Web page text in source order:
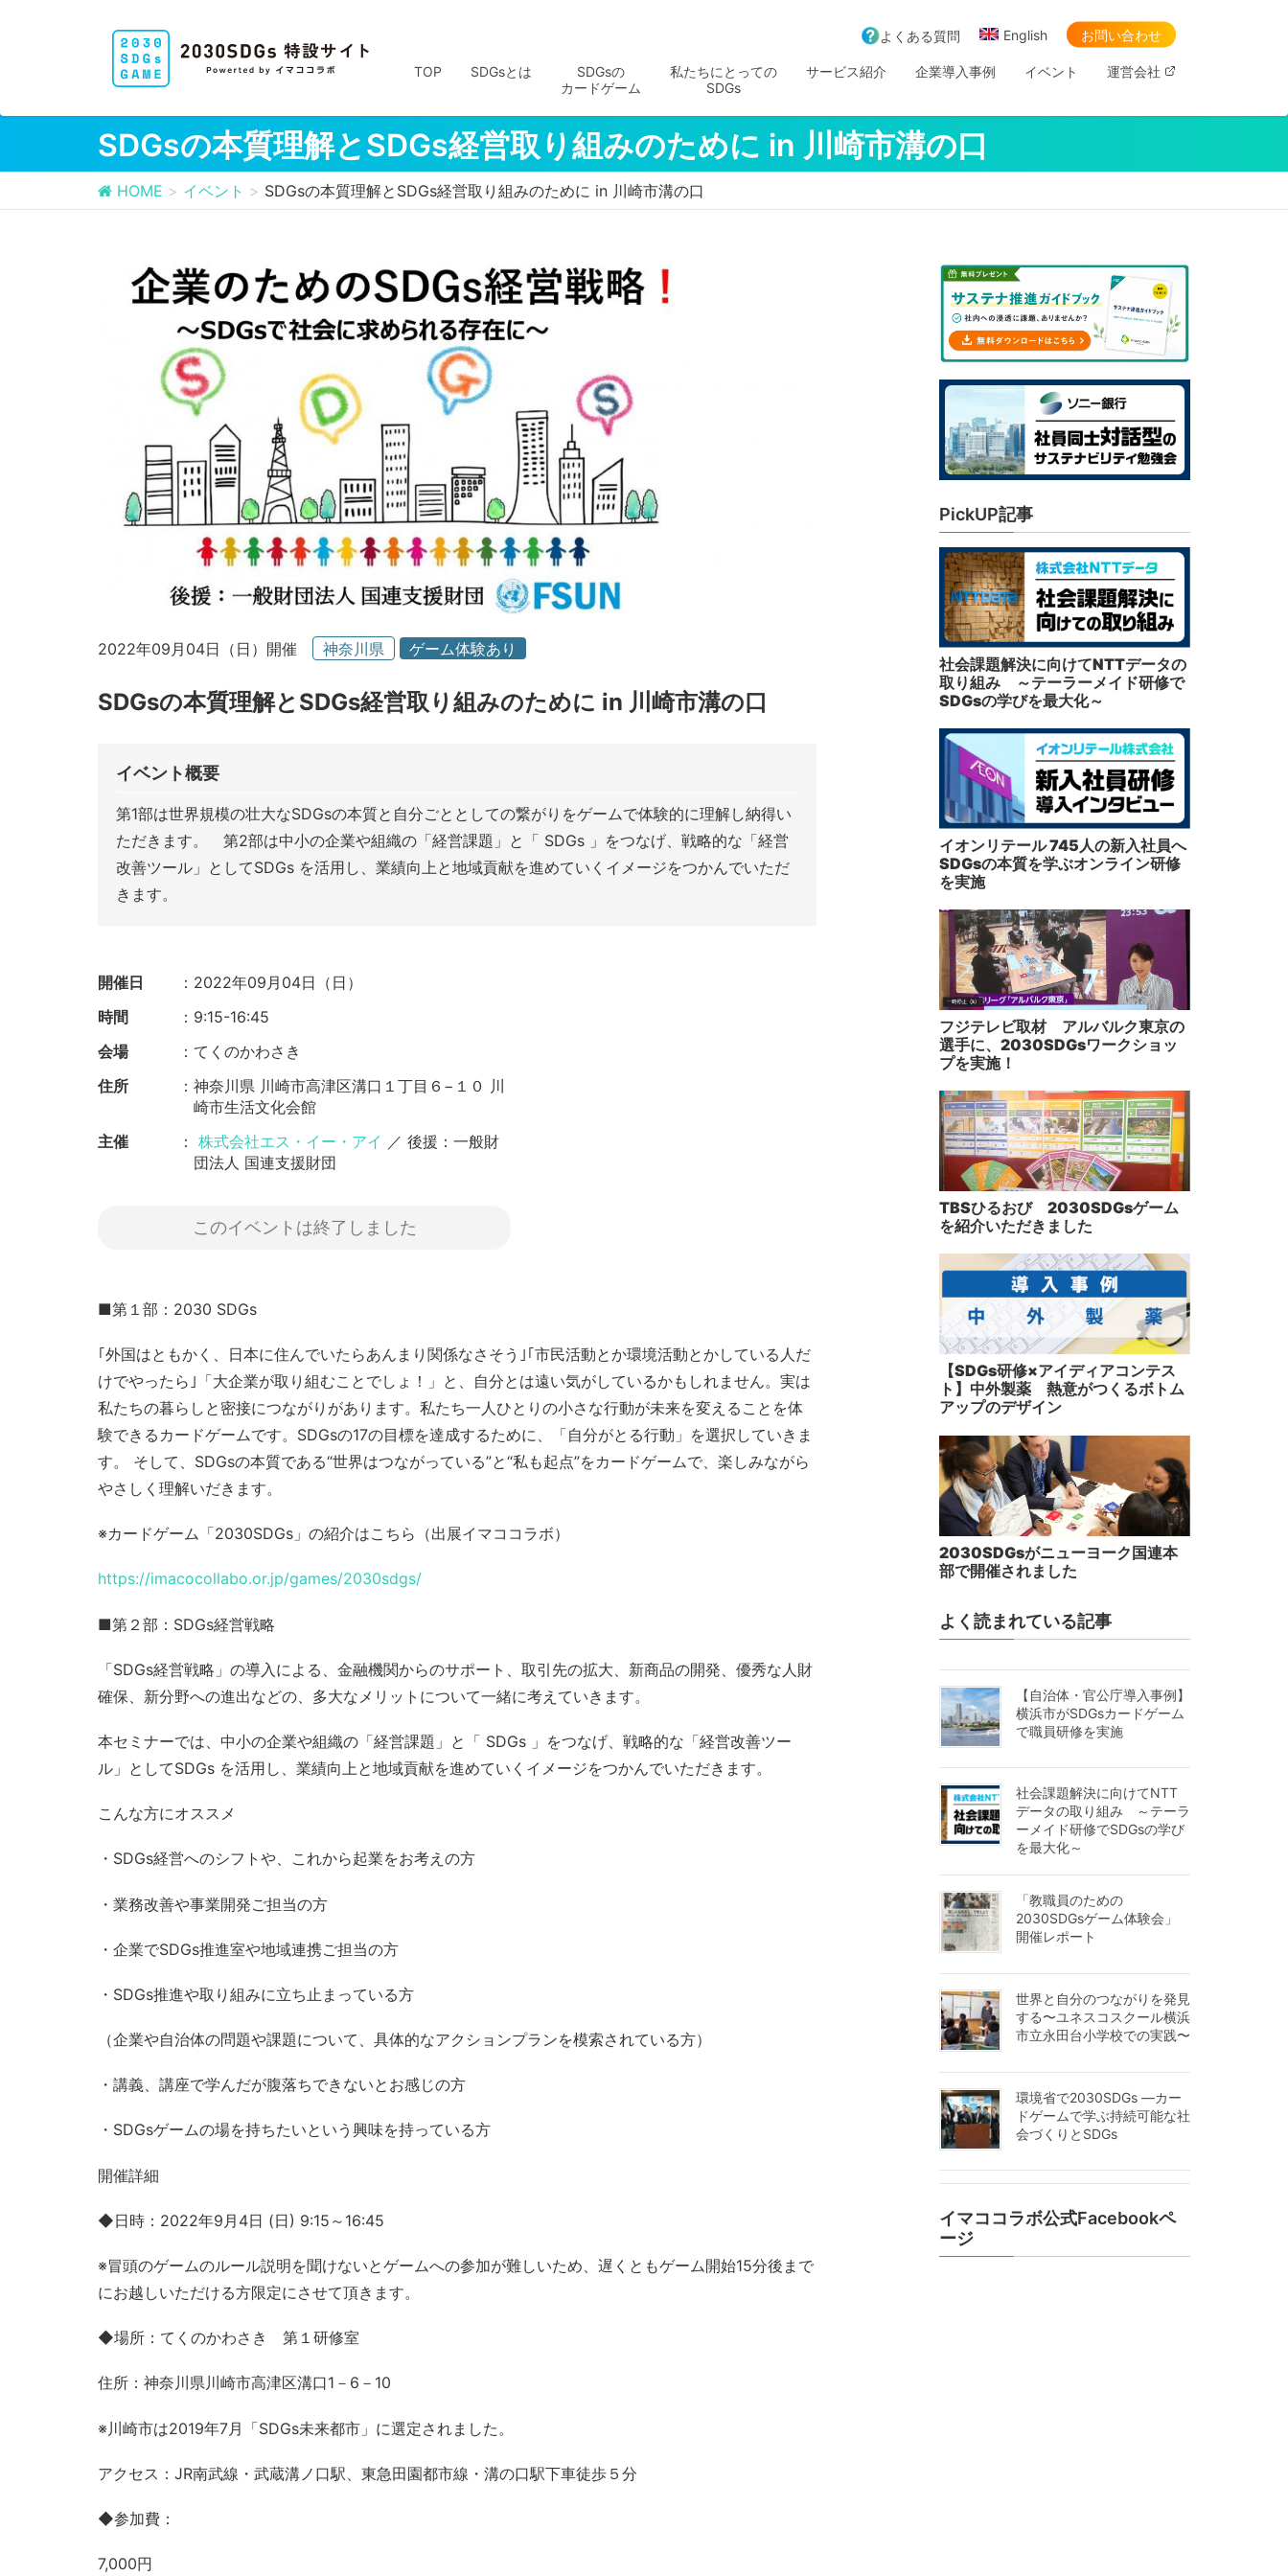
TOP SDGsとは
SDGsの
カードゲーム
私たちにとっての
SDGs
サービス紹介 企業導入事例 イベント 運営会社
よくある質問 English お問い合わせ
SDGsの本質理解とSDGs経営取り組みのために in 川崎市溝の口
HOME イベント SDGsの本質理解とSDGs経営取り組みのために in 川崎市溝の口
2022年09月04日（日）開催 神奈川県 ゲーム体験あり
SDGsの本質理解とSDGs経営取り組みのために in 川崎市溝の口
イベント概要
第1部は世界規模の壮大なSDGsの本質と自分ごととしての繋がりをゲームで体験的に理解し納得い
ただきます。 第2部は中小の企業や組織の「経営課題」と「 SDGs 」をつなげ、戦略的な「経営
改善ツール」としてSDGs を活用し、業績向上と地域貢献を進めていくイメージをつかんでいただ
きます。
開催日
2022年09月04日（日）
時間
9:15-16:45
会場
てくのかわさき
住所
神奈川県 川崎市高津区溝口１丁目６−１０ 川
崎市生活文化会館
主催
株式会社エス・イー・アイ ／ 後援：一般財
団法人 国連支援財団
このイベントは終了しました
■第１部：2030 SDGs
｢外国はともかく、日本に住んでいたらあんまり関係なさそう｣｢市民活動とか環境活動とかしている人だ
けでやったら｣「大企業が取り組むことでしょ！」と、自分とは遠い気がしているかもしれません。実は
私たちの暮らしと密接につながりがあります。私たち一人ひとりの小さな行動が未来を変えることを体
験できるカードゲームです。SDGsの17の目標を達成するために、「自分がとる行動」を選択していきま
す。 そして、SDGsの本質である“世界はつながっている”と“私も起点”をカードゲームで、楽しみながら
やさしく理解いだきます。
※カードゲーム「2030SDGs」の紹介はこちら（出展イマココラボ）
https://imacocollabo.or.jp/games/2030sdgs/
■第２部：SDGs経営戦略
「SDGs経営戦略」の導入による、金融機関からのサポート、取引先の拡大、新商品の開発、優秀な人財
確保、新分野への進出などの、多大なメリットについて一緒に考えていきます。
本セミナーでは、中小の企業や組織の「経営課題」と「 SDGs 」をつなげ、戦略的な「経営改善ツー
ル」としてSDGs を活用し、業績向上と地域貢献を進めていくイメージをつかんでいただきます。
こんな方にオススメ
・SDGs経営へのシフトや、これから起業をお考えの方
・業務改善や事業開発ご担当の方
・企業でSDGs推進室や地域連携ご担当の方
・SDGs推進や取り組みに立ち止まっている方
（企業や自治体の問題や課題について、具体的なアクションプランを模索されている方）
・講義、講座で学んだが腹落ちできないとお感じの方
・SDGsゲームの場を持ちたいという興味を持っている方
開催詳細
◆日時：2022年9月4日 (日) 9:15～16:45
※冒頭のゲームのルール説明を聞けないとゲームへの参加が難しいため、遅くともゲーム開始15分後まで
にお越しいただける方限定にさせて頂きます。
◆場所：てくのかわさき 第１研修室
住所：神奈川県川崎市高津区溝口1－6－10
※川崎市は2019年7月「SDGs未来都市」に選定されました。
アクセス：JR南武線・武蔵溝ノ口駅、東急田園都市線・溝の口駅下車徒歩５分
◆参加費：
7,000円
PickUP記事
社会課題解決に向けてNTTデータの
取り組み ～テーラーメイド研修で
SDGsの学びを最大化～
イオンリテール 745人の新入社員へ
SDGsの本質を学ぶオンライン研修
を実施
フジテレビ取材 アルバルク東京の
選手に、2030SDGsワークショッ
プを実施！
TBSひるおび 2030SDGsゲーム
を紹介いただきました
【SDGs研修×アイディアコンテス
ト】中外製薬 熱意がつくるボトム
アップのデザイン
2030SDGsがニューヨーク国連本
部で開催されました
よく読まれている記事
【自治体・官公庁導入事例】
横浜市がSDGsカードゲーム
で職員研修を実施
社会課題解決に向けてNTT
データの取り組み ～テーラ
ーメイド研修でSDGsの学び
を最大化～
「教職員のための
2030SDGsゲーム体験会」
開催レポート
世界と自分のつながりを発見
する〜ユネスコスクール横浜
市立永田台小学校での実践〜
環境省で2030SDGs ―カー
ドゲームで学ぶ持続可能な社
会づくりとSDGs
イマココラボ公式Facebookペ
ージ